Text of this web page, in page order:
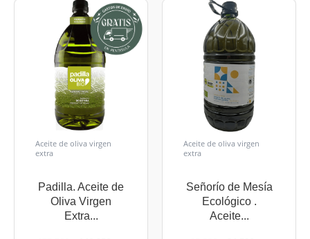
Aceite de oliva virgen
extra
Padilla. Aceite de
Oliva Virgen
Extra...
Aceite de oliva virgen
extra
Señorío de Mesía
Ecológico .
Aceite...